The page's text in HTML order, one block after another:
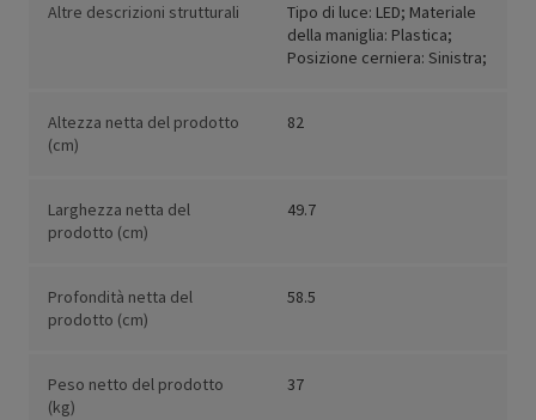
Altre descrizioni strutturali
Tipo di luce: LED; Materiale
della maniglia: Plastica;
Posizione cerniera: Sinistra;
Altezza netta del prodotto
(cm)
82
Larghezza netta del
prodotto (cm)
49.7
Profondità netta del
prodotto (cm)
58.5
Peso netto del prodotto
(kg)
37